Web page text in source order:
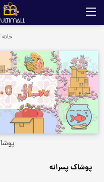
خانه
پوشاک پسرانه